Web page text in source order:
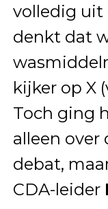
volledig uit
denkt dat
kijker op X
Toch ging
alleen over
debat,
CDA-leider